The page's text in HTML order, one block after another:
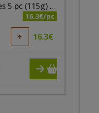
Boulettes rôties 5 pc (115g) bio - PQA
16.3€/pc
+ 16.3€